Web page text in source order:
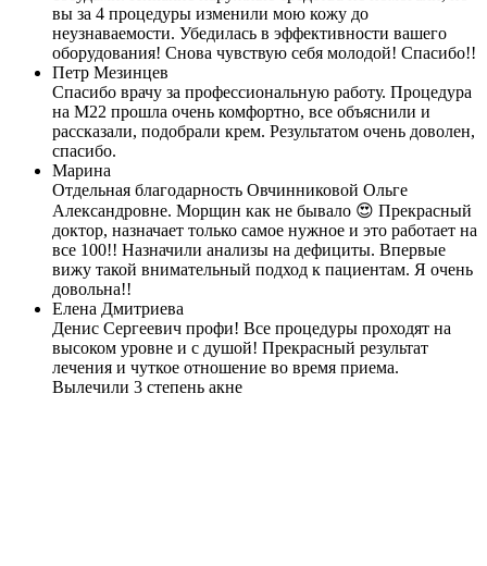
вы за 4 процедуры изменили мою кожу до
неузнаваемости. Убедилась в эффективности вашего
оборудования! Снова чувствую себя молодой! Спасибо!!
Петр Мезинцев
Спасибо врачу за профессиональную работу. Процедура
на М22 прошла очень комфортно, все объяснили и
рассказали, подобрали крем. Результатом очень доволен,
спасибо.
Марина
Отдельная благодарность Овчинниковой Ольге
Александровне. Морщин как не бывало 😍 Прекрасный
доктор, назначает только самое нужное и это работает на
все 100!! Назначили анализы на дефициты. Впервые
вижу такой внимательный подход к пациентам. Я очень
довольна!!
Елена Дмитриева
Денис Сергеевич профи! Все процедуры проходят на
высоком уровне и с душой! Прекрасный результат
лечения и чуткое отношение во время приема.
Вылечили 3 степень акне